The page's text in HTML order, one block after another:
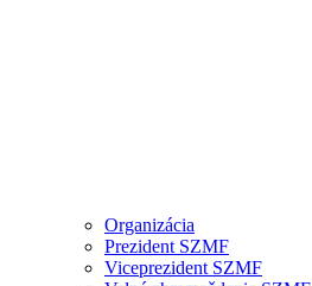
Organizácia
Prezident SZMF
Viceprezident SZMF